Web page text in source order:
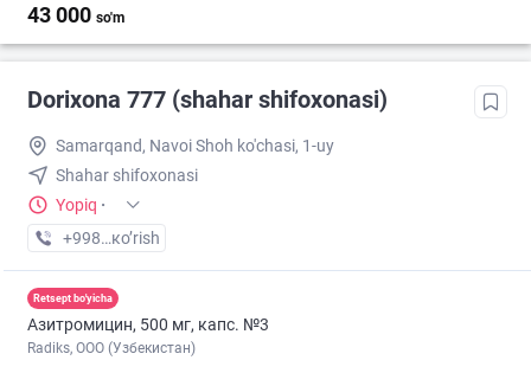
43 000 so'm
Dorixona 777 (shahar shifoxonasi)
Samarqand, Navoi Shoh ko'chasi, 1-uy
Shahar shifoxonasi
Yopiq ·
+998 (99) XXX-XX-XX
кo’rish
Retsept bo'yicha
Азитромицин, 500 мг, капс. №3
Radiks, ООО (Узбекистан)